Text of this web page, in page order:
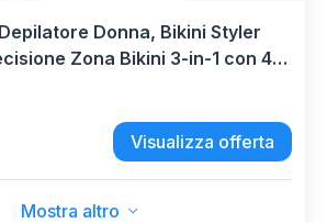
Donna, Bikini Styler
Zona Bikini 3-in-1 con 4
Festa della Donna,
Visualizza offerta
Mostra altro